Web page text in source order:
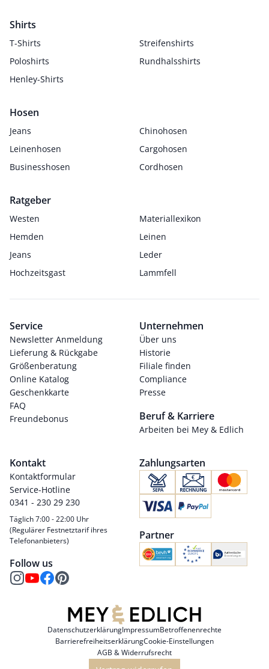
Shirts
T-Shirts
Streifenshirts
Poloshirts
Rundhalsshirts
Henley-Shirts
Hosen
Jeans
Chinohosen
Leinenhosen
Cargohosen
Businesshosen
Cordhosen
Ratgeber
Westen
Materiallexikon
Hemden
Leinen
Jeans
Leder
Hochzeitsgast
Lammfell
Service
Newsletter Anmeldung
Lieferung & Rückgabe
Größenberatung
Online Katalog
Geschenkkarte
FAQ
Freundebonus
Unternehmen
Über uns
Historie
Filiale finden
Compliance
Presse
Beruf & Karriere
Arbeiten bei Mey & Edlich
Kontakt
Kontaktformular
Service-Hotline
0341 - 230 29 230
Täglich 7:00 - 22:00 Uhr
(Regulärer Festnetztarif ihres
Telefonanbieters)
Follow us
Zahlungsarten
Partner
DatenschutzerklärungImpressumBetroffenenrechte
BarrierefreiheitserklärungCookie-Einstellungen
AGB & Widerrufsrecht